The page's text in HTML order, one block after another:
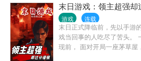
末日游戏：领主超强却
游戏 连载
末日正式降临前，先以手游
戏当回事的人吃尽了苦头。
现前， 面对开局一座茅草屋